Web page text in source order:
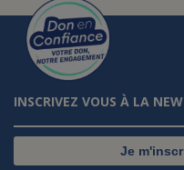
INSCRIVEZ VOUS À LA
Je